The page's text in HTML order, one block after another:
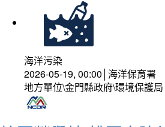
海洋污染
2026-05-19, 00:00│海洋保育署
地方單位\金門縣政府\環境保護